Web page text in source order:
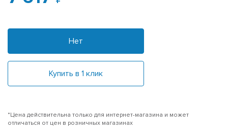
Нет
Купить в 1 клик
*Цена действительна только для интернет-магазина и может
отличаться от цен в розничных магазинах